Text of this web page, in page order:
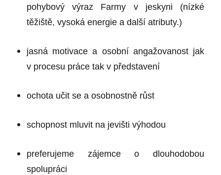
pohybový výraz Farmy v jeskyni (nízké
těžiště, vysoká energie a další atributy.)
jasná motivace a osobní angažovanost jak
v procesu práce tak v představení
ochota učit se a osobnostně růst
schopnost mluvit na jevišti výhodou
preferujeme zájemce o dlouhodobou
spolupráci